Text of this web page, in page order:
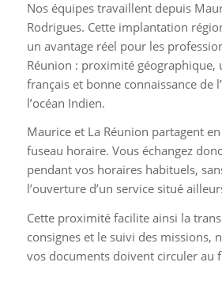
Nos équipes travaillent depuis
Rodrigues. Cette implantation
un avantage réel pour les
Réunion : proximité géographique,
français et bonne connaissance de
l’océan Indien.
Maurice et La Réunion partagent
fuseau horaire. Vous échangez
pendant vos horaires habituels,
l’ouverture d’un service situé
Cette proximité facilite ainsi la
consignes et le suivi des missions,
vos documents doivent circuler au